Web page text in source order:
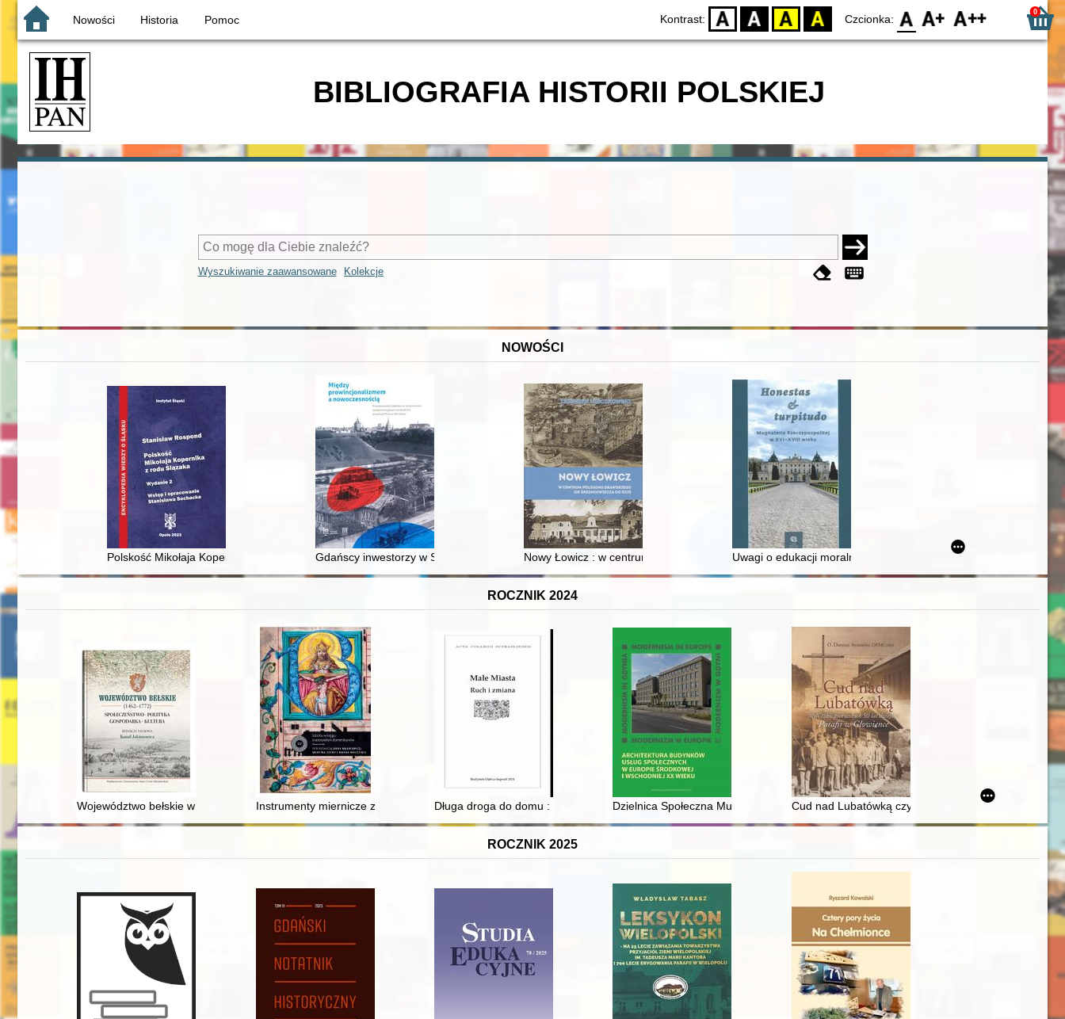
Nowości Historia Pomoc Kontrast: D BW YB BY Czcionka: F0 F1 F2 0
BIBLIOGRAFIA HISTORII POLSKIEJ
Wyszukiwanie zaawansowane Kolekcje
NOWOŚCI
Polskość Mikołaja Kopernika z rodu ŚlązakaGdańscy inwestorzy w Sopocie : prestiż finansowy i towarzyski lokalnego mieszczaństwa w 2. poł. XIX w
Nowy Łowicz : w centrum poligonu drawskiego od średniowiecza do dziśUwagi o edukacji moralnej synów szlacheckich w XVI-wiecznej
ROCZNIK 2024
Województwo bełskie w świetle ustawodawstwa Sejmu Wielkiego (1788-1792)
Instrumenty miernicze z zasobu klasztoru Dominikanów w KrakowieDługa droga do domu : o losach rodziny Drążkiewiczów z SupraślaDzielnica Społeczna Muranów w Warszawie jako przykład modernistycznej idei
Cud nad Lubatówką czyli Szkic pierwszych 50 lat
ROCZNIK 2025